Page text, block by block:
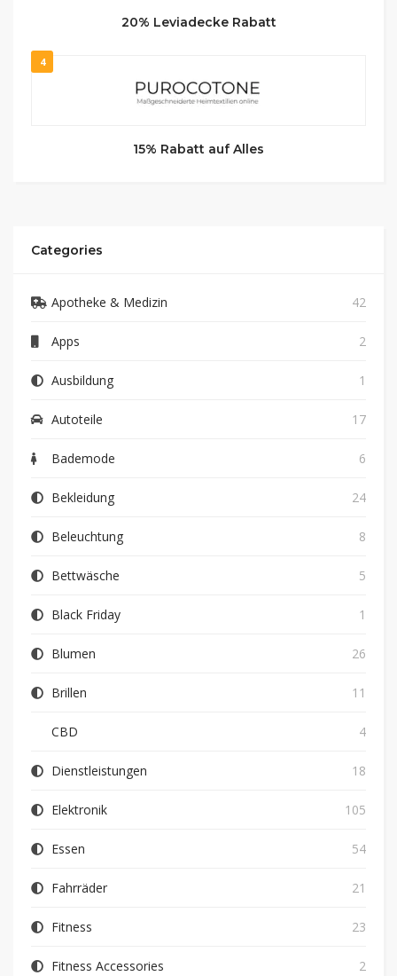
20% Leviadecke Rabatt
4
15% Rabatt auf Alles
Categories
Apotheke & Medizin 42
Apps 2
Ausbildung 1
Autoteile 17
Bademode 6
Bekleidung 24
Beleuchtung 8
Bettwäsche 5
Black Friday 1
Blumen 26
Brillen 11
CBD 4
Dienstleistungen 18
Elektronik 105
Essen 54
Fahrräder 21
Fitness 23
Fitness Accessories 2